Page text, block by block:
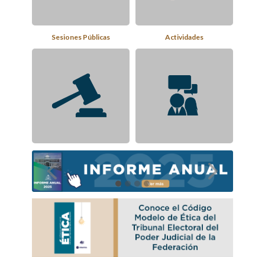
Sesiones Públicas Actividades
Sentencias Audiencia Ciudadana